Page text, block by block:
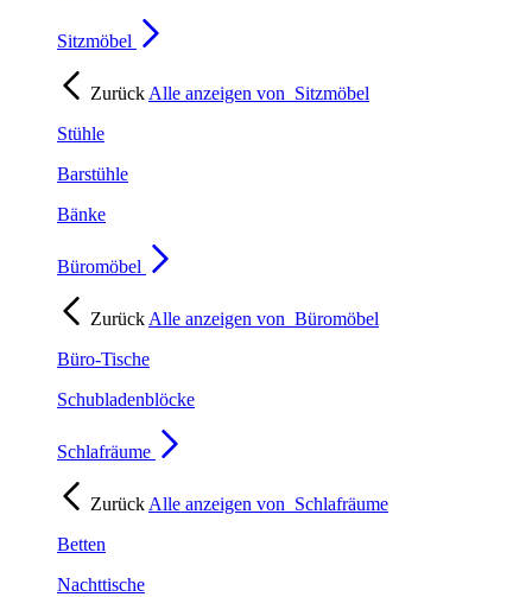
Sitzmöbel
Zurück Alle anzeigen von Sitzmöbel
Stühle
Barstühle
Bänke
Büromöbel
Zurück Alle anzeigen von Büromöbel
Büro-Tische
Schubladenblöcke
Schlafräume
Zurück Alle anzeigen von Schlafräume
Betten
Nachttische